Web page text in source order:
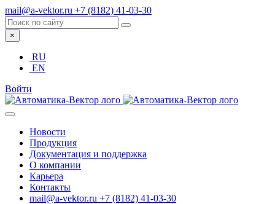
mail@a-vektor.ru +7 (8182) 41-03-30
×
RU
EN
Войти
Новости
Продукция
Документация и поддержка
О компании
Карьера
Контакты
mail@a-vektor.ru +7 (8182) 41-03-30